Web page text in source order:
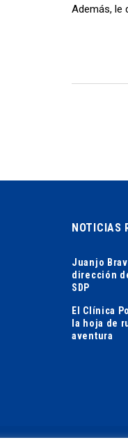
Además, le
NOTICIAS
Juanjo
dirección
SDP
El Clínica
la hoja de
aventura